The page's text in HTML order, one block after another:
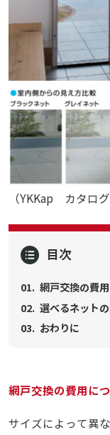
（YKKap カタログ
目次
網戸交換の費
選べるネット
おわりに
網戸交換の費用に
サイズによって異